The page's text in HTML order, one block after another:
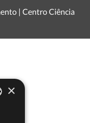
| Centro Ciência
×